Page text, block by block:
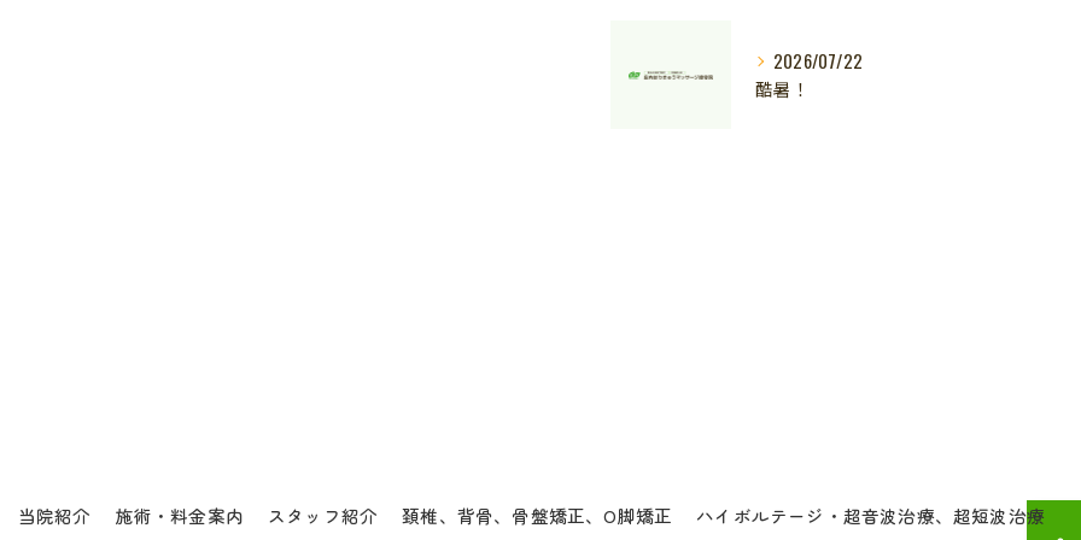
2026/07/22
酷暑！
当院紹介 施術・料金案内 スタッフ紹介 頚椎、背骨、骨盤矯正、O脚矯正 ハイボルテージ・超音波治療、超短波治療